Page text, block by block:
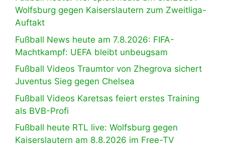
Wolfsburg gegen Kaiserslautern zum Zweitliga-
Auftakt
Fußball News heute am 7.8.2026: FIFA-
Machtkampf: UEFA bleibt unbeugsam
Fußball Videos Traumtor von Zhegrova sichert
Juventus Sieg gegen Chelsea
Fußball Videos Karetsas feiert erstes Training
als BVB-Profi
Fußball heute RTL live: Wolfsburg gegen
Kaiserslautern am 8.8.2026 im Free-TV